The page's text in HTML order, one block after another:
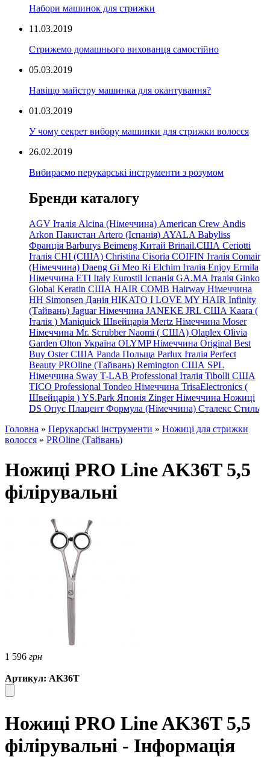
Набори машинок для стрижки
11.03.2019
Стрижемо домашнього вихованця самостійно
05.03.2019
Навіщо майстру машинка для окантування?
01.03.2019
У чому секрет вибору машинки для стрижки волосся
26.02.2019
Вибираємо перукарські інструменти з розумом
Бренди каталогу
AGV Італія Alcina (Німеччина) American Crew Andis
Arkon Пакистан Artero (Іспанія) AYALA Babyliss
Франція Barburys Beimeng Китай Brinail.США Ceriotti
Італія CHI (США) Christina Cisoria COIFIN Італія Comair
(Німеччина) Daeng Gi Meo Ri Elchim Італія Enjoy Ermila
Німеччина ETI Italy Eurostil Іспанія GA.MA Італія Ginko
Global Keratin США HAIR COMB Hairway Німеччина
HH Simonsen Данія HIKATO I LOVE MY HAIR Infinity
(Тайвань) Jaguar Німеччина JANEKE JRL США Kaara (
Італія ) Maniquick Швейцарія Mertz Німеччина Moser
Німеччина Mr. Scrubber Naomi ( США) Olaplex Olivia
Garden Olton Україна OLYMP Німеччина Original Best
Buy Oster США Panda Польща Parlux Італія Perfect
Beauty PROline (Тайвань) Remington США SPL
Німеччина Sway T-LAB Professional Італія Tibolli США
TICO Professional Tondeo Німеччина TrisaElectronics (
Швейцарія ) YS.Park Японія Zinger Німеччина Ножиці
DS Опус Плацент Формула (Німеччина) Сталекс Стиль
Головна » Перукарські інструменти » Ножиці для стрижки
волосся » PROline (Тайвань)
Ножиці PRO Line AK36T 5,5
філірувальні
1 596 грн
Артикул: AK36T
Ножиці PRO Line AK36T 5,5
філірувальні - Інформація